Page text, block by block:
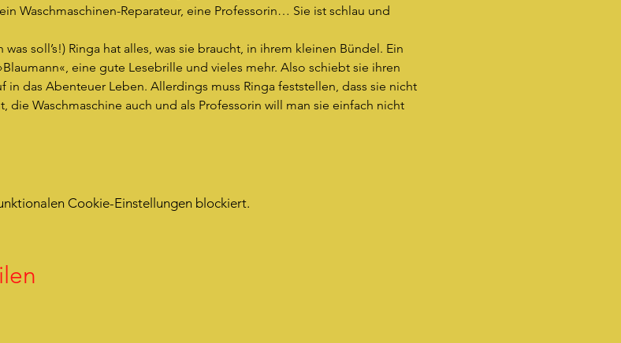
Waschmaschinen-Reparateur, eine Professorin… Sie ist schlau und
soll’s!) Ringa hat alles, was sie braucht, in ihrem kleinen Bündel. Ein
eine gute Lesebrille und vieles mehr. Also schiebt sie ihren
in das Abenteuer Leben. Allerdings muss Ringa feststellen, dass sie nicht
die Waschmaschine auch und als Professorin will man sie einfach nicht
Cookie-Einstellungen blockiert.